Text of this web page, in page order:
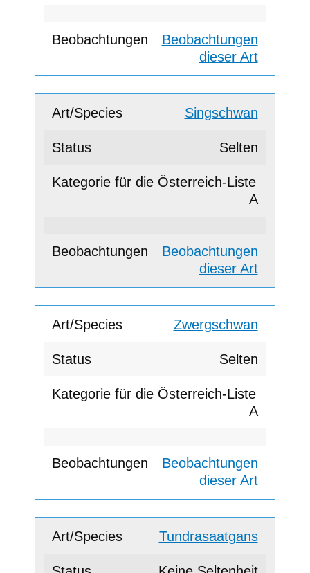
Beobachtungen
dieser Art
Singschwan
Selten
A
Beobachtungen
dieser Art
Zwergschwan
Selten
A
Beobachtungen
dieser Art
Tundrasaatgans